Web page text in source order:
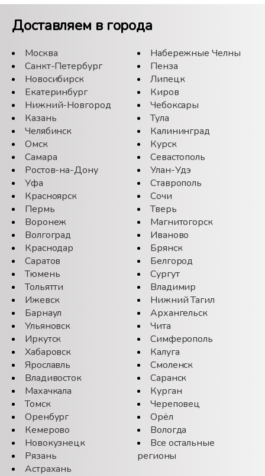
Доставляем в города
Москва
Санкт-Петербург
Новосибирск
Екатеринбург
Нижний-Новгород
Казань
Челябинск
Омск
Самара
Ростов-на-Дону
Уфа
Красноярск
Пермь
Воронеж
Волгоград
Краснодар
Саратов
Тюмень
Тольятти
Ижевск
Барнаул
Ульяновск
Иркутск
Хабаровск
Ярославль
Владивосток
Махачкала
Томск
Оренбург
Кемерово
Новокузнецк
Рязань
Астрахань
Набережные Челны
Пенза
Липецк
Киров
Чебоксары
Тула
Калининград
Курск
Севастополь
Улан-Удэ
Ставрополь
Сочи
Тверь
Магнитогорск
Иваново
Брянск
Белгород
Сургут
Владимир
Нижний Тагил
Архангельск
Чита
Симферополь
Калуга
Смоленск
Саранск
Курган
Череповец
Орёл
Вологда
Все остальные
регионы